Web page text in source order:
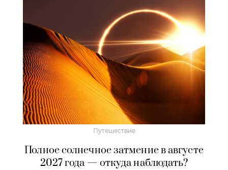
Путешествие
Полное солнечное затмение в августе
2027 года — откуда наблюдать?